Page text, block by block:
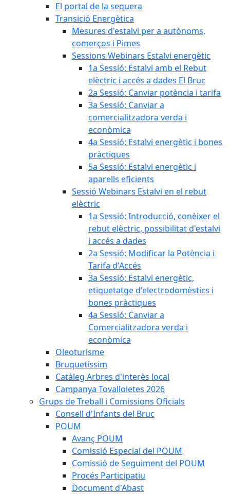
El portal de la sequera
Transició Energètica
Mesures d'estalvi per a autònoms,
comerços i Pimes
Sessions Webinars Estalvi energètic
1a Sessió: Estalvi amb el Rebut
elèctric i accés a dades El Bruc
2a Sessió: Canviar potència i tarifa
3a Sessió: Canviar a
comercialitzadora verda i
econòmica
4a Sessió: Estalvi energètic i bones
pràctiques
5a Sessió: Estalvi energètic i
aparells eficients
Sessió Webinars Estalvi en el rebut
elèctric
1a Sessió: Introducció, conèixer el
rebut elèctric, possibilitat d'estalvi
i accés a dades
2a Sessió: Modificar la Potència i
Tarifa d'Accés
3a Sessió: Estalvi energètic,
etiquetatge d'electrodomèstics i
bones pràctiques
4a Sessió: Canviar a
Comercialitzadora verda i
econòmica
Oleoturisme
Bruquetíssim
Catàleg Arbres d'interès local
Campanya Tovalloletes 2026
Grups de Treball i Comissions Oficials
Consell d'Infants del Bruc
POUM
Avanç POUM
Comissió Especial del POUM
Comissió de Seguiment del POUM
Procés Participatiu
Document d'Abast